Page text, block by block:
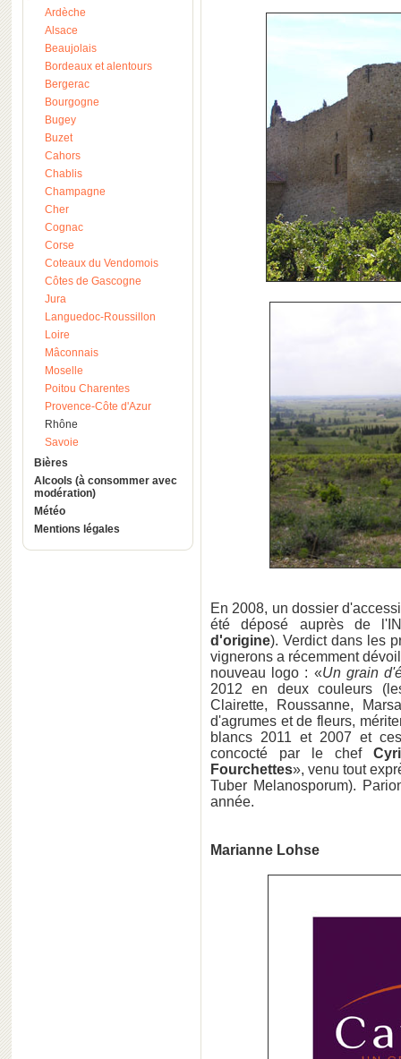
Ardèche
Alsace
Beaujolais
Bordeaux et alentours
Bergerac
Bourgogne
Bugey
Buzet
Cahors
Chablis
Champagne
Cher
Cognac
Corse
Coteaux du Vendomois
Côtes de Gascogne
Jura
Languedoc-Roussillon
Loire
Mâconnais
Moselle
Poitou Charentes
Provence-Côte d'Azur
Rhône
Savoie
Bières
Alcools (à consommer avec
modération)
Météo
Mentions légales
En 2008, un dossier
été déposé auprès de
d'origine). Verdict dans les
vignerons a récemment
nouveau logo : «Un grain
2012 en deux couleurs
Clairette, Roussanne,
d'agrumes et de fleurs,
blancs 2011 et 2007 et
concocté par le chef
Fourchettes», venu tout
Tuber Melanosporum).
année.
Marianne Lohse